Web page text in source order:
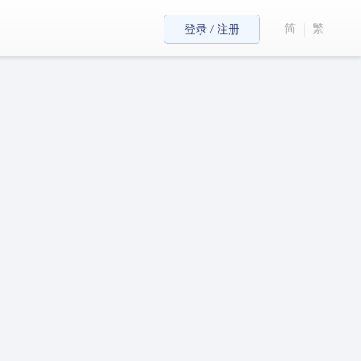
登录 / 注册 简 繁